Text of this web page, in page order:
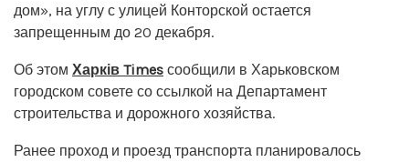
дом», на углу с улицей Конторской остается
запрещенным до 20 декабря.
Об этом Харків Times сообщили в Харьковском
городском совете со ссылкой на Департамент
строительства и дорожного хозяйства.
Ранее проход и проезд транспорта планировалось